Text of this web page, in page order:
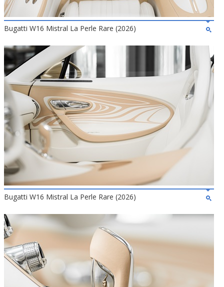
Bugatti W16 Mistral La Perle Rare (2026)
Bugatti W16 Mistral La Perle Rare (2026)